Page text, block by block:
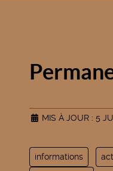
MIS À JOUR : 5
informations